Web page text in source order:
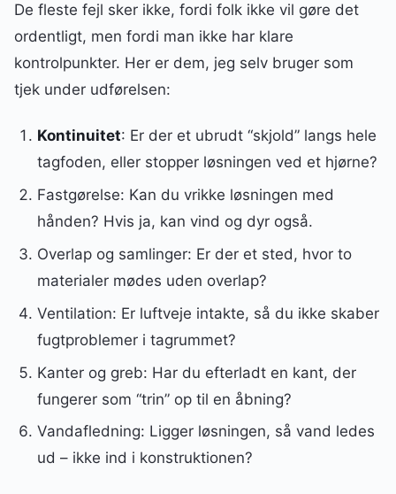
De fleste fejl sker ikke, fordi folk ikke vil gøre det
ordentligt, men fordi man ikke har klare
kontrolpunkter. Her er dem, jeg selv bruger som
tjek under udførelsen:
Kontinuitet: Er der et ubrudt “skjold” langs hele
tagfoden, eller stopper løsningen ved et hjørne?
Fastgørelse: Kan du vrikke løsningen med
hånden? Hvis ja, kan vind og dyr også.
Overlap og samlinger: Er der et sted, hvor to
materialer mødes uden overlap?
Ventilation: Er luftveje intakte, så du ikke skaber
fugtproblemer i tagrummet?
Kanter og greb: Har du efterladt en kant, der
fungerer som “trin” op til en åbning?
Vandafledning: Ligger løsningen, så vand ledes
ud – ikke ind i konstruktionen?